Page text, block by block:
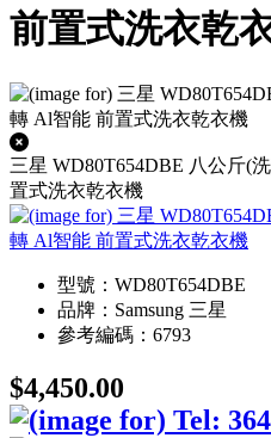
前置式洗衣乾
三星 WD80T654DBE 八公斤(
置式洗衣乾衣機
型號：WD80T654DBE
品牌：Samsung 三星
參考編碼：6793
$4,450.00